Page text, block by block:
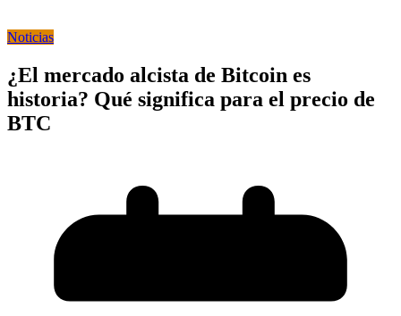
Noticias
¿El mercado alcista de Bitcoin es
historia? Qué significa para el precio de
BTC